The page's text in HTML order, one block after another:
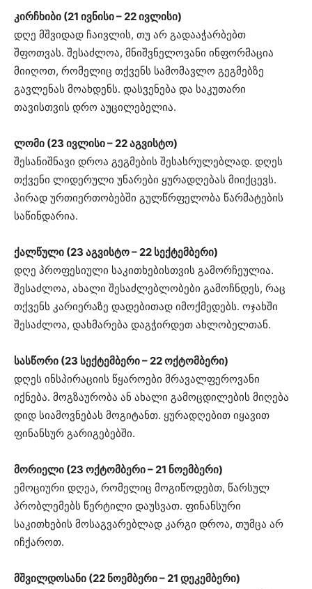
კირჩხიბი (21 ივნისი – 22 ივლისი)
დღე მშვიდად ჩაივლის, თუ არ გადააჭარბებთ
შფოთვას. შესაძლოა, მნიშვნელოვანი ინფორმაცია
მიიღოთ, რომელიც თქვენს სამომავლო გეგმებზე
გავლენას მოახდენს. დასვენება და საკუთარი
თავისთვის დრო აუცილებელია.
ლომი (23 ივლისი – 22 აგვისტო)
შესანიშნავი დროა გეგმების შესასრულებლად. დღეს
თქვენი ლიდერული უნარები ყურადღებას მიიქცევს.
პირად ურთიერთობებში გულწრფელობა წარმატების
საწინდარია.
ქალწული (23 აგვისტო – 22 სექტემბერი)
დღე პროფესიული საკითხებისთვის გამორჩეულია.
შესაძლოა, ახალი შესაძლებლობები გამოჩნდეს, რაც
თქვენს კარიერაზე დადებითად იმოქმედებს. ოჯახში
შესაძლოა, დახმარება დაგჭირდეთ ახლობელთან.
სასწორი (23 სექტემბერი – 22 ოქტომბერი)
დღეს ინსპირაციის წყაროები მრავალფეროვანი
იქნება. მოგზაურობა ან ახალი გამოცდილების მიღება
დიდ სიამოვნებას მოგიტანთ. ყურადღებით იყავით
ფინანსურ გარიგებებში.
მორიელი (23 ოქტომბერი – 21 ნოემბერი)
ემოციური დღეა, რომელიც მოგიწოდებთ, წარსულ
პრობლემებს წერტილი დაუსვათ. ფინანსური
საკითხების მოსაგვარებლად კარგი დროა, თუმცა არ
იჩქაროთ.
მშვილდოსანი (22 ნოემბერი – 21 დეკემბერი)